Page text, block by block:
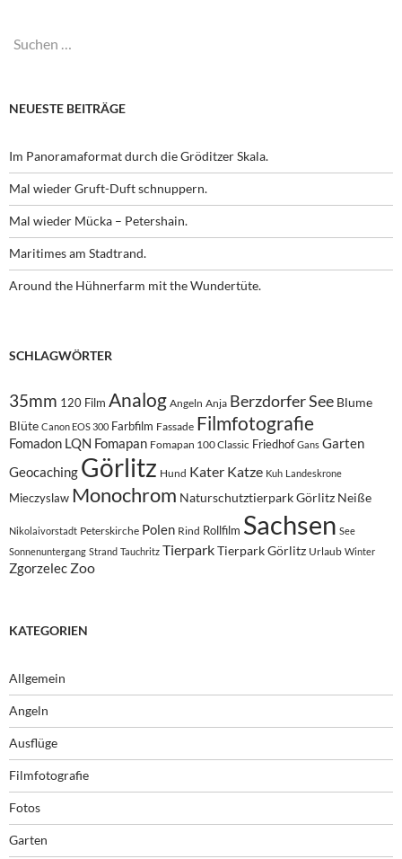
Suchen
NEUESTE BEITRÄGE
Im Panoramaformat durch die Gröditzer Skala.
Mal wieder Gruft-Duft schnuppern.
Mal wieder Mücka – Petershain.
Maritimes am Stadtrand.
Around the Hühnerfarm mit the Wundertüte.
SCHLAGWÖRTER
35mm 120 Film Analog Angeln Anja Berzdorfer See Blume
Blüte Canon EOS 300 Farbfilm Fassade Filmfotografie
Fomadon LQN Fomapan Fomapan 100 Classic Friedhof Gans Garten
Geocaching Görlitz Hund Kater Katze Kuh Landeskrone
Mieczyslaw Monochrom Naturschutztierpark Görlitz Neiße
Nikolaivorstadt Peterskirche Polen Rind Rollfilm Sachsen See
Sonnenuntergang Strand Tauchritz TierparkTierpark Görlitz Urlaub Winter
Zgorzelec Zoo
KATEGORIEN
Allgemein
Angeln
Ausflüge
Filmfotografie
Fotos
Garten